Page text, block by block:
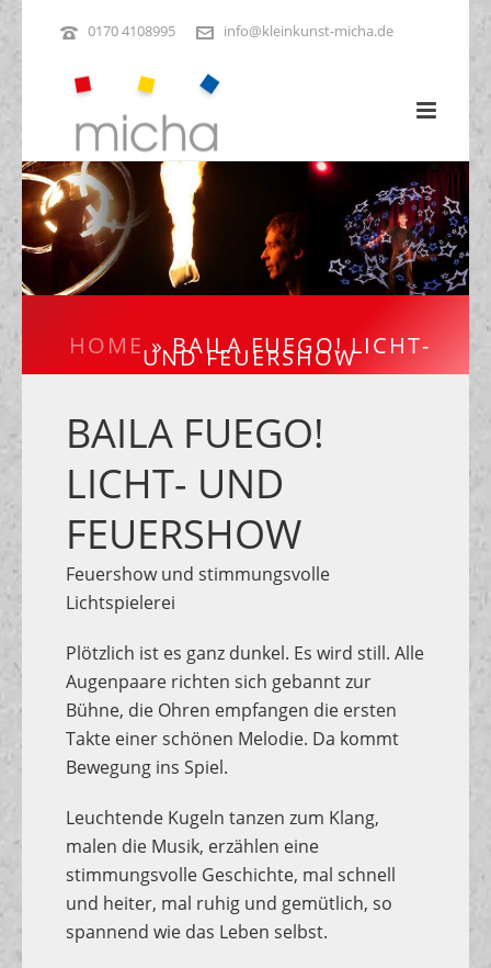
0170 4108995 info@kleinkunst-micha.de
HOME»BAILA FUEGO! LICHT-
UND FEUERSHOW
BAILA FUEGO!
LICHT- UND
FEUERSHOW
Feuershow und stimmungsvolle
Lichtspielerei
Plötzlich ist es ganz dunkel. Es wird still. Alle
Augenpaare richten sich gebannt zur
Bühne, die Ohren empfangen die ersten
Takte einer schönen Melodie. Da kommt
Bewegung ins Spiel.
Leuchtende Kugeln tanzen zum Klang,
malen die Musik, erzählen eine
stimmungsvolle Geschichte, mal schnell
und heiter, mal ruhig und gemütlich, so
spannend wie das Leben selbst.